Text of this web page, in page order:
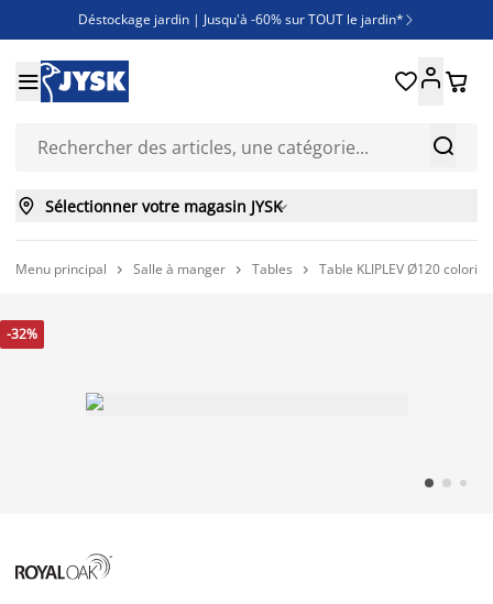
Déstockage jardin | Jusqu'à -60% sur TOUT le jardin* 
Jusqu'à -50% sur une sélection literie
Découvrez les nouveautés de la collection


 
 Sélectionner votre magasin JYSK
Menu principal  Salle à manger  Tables  Table KLIPLEV Ø120 coloris
-32%